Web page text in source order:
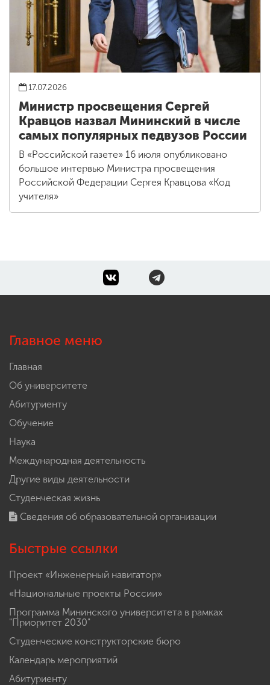
17.07.2026
Министр просвещения Сергей
Кравцов назвал Мининский в числе
самых популярных педвузов России
В «Российской газете» 16 июля опубликовано
большое интервью Министра просвещения
Российской Федерации Сергея Кравцова «Код
учителя»
Главное меню
Главная
Об университете
Абитуриенту
Обучение
Наука
Международная деятельность
Другие виды деятельности
Студенческая жизнь
Сведения об образовательной организации
Быстрые ссылки
Проект «Инженерный навигатор»
«Национальные проекты России»
Программа Мининского университета в рамках
"Приоритет 2030"
Студенческие конструкторские бюро
Календарь мероприятий
Абитуриенту